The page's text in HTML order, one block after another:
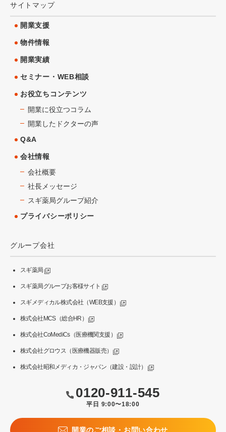
サイトマップ
開業支援
物件情報
開業実績
セミナー・WEB相談
お役立ちコンテンツ
開業に役立つコラム
開業したドクターの声
Q&A
会社情報
会社概要
社長メッセージ
スギ薬局グループ紹介
プライバシーポリシー
グループ会社
スギ薬局
スギ薬局グループお客様サイト
スギメディカル株式会社（WEB支援）
株式会社MCS（総合HR）
株式会社CoMediCs（医療機関支援）
株式会社グロウス（医療機器販売）
株式会社昭和メディカ・ジャパン（建設・設計）
0120-911-545
平日 9:00〜18:00
開業のご相談・お問い合わせ